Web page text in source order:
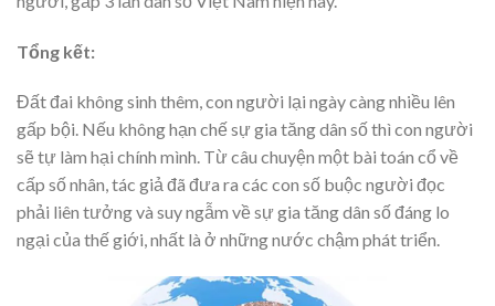
Tổng kết:
Đất đai không sinh thêm, con người lại ngày càng nhiều lên
gấp bội. Nếu không hạn chế sự gia tăng dân số thì con người
sẽ tự làm hại chính mình. Từ câu chuyện một bài toán cổ về
cấp số nhân, tác giả đã đưa ra các con số buộc người đọc
phải liên tưởng và suy ngẫm về sự gia tăng dân số đáng lo
ngại của thế giới, nhất là ở những nước chậm phát triển.